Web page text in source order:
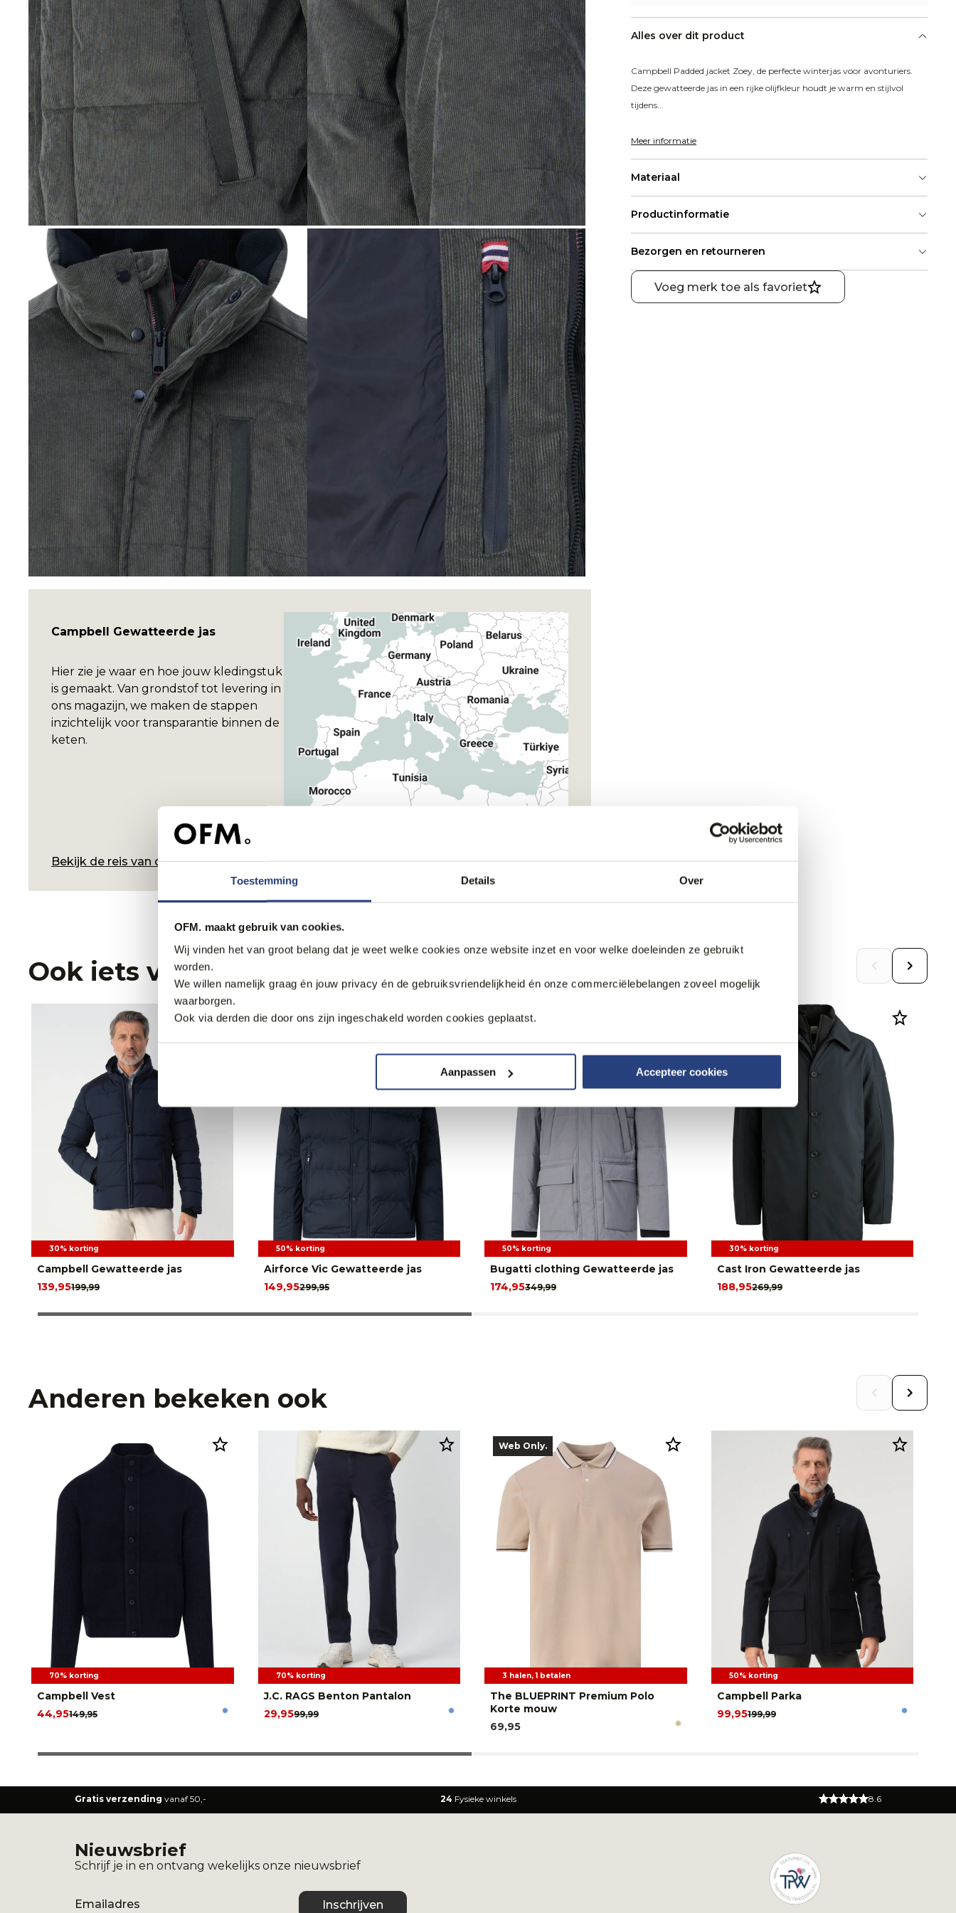
Toestemming Details Over
OFM. maakt gebruik van cookies.
Wij vinden het van groot belang dat je weet welke cookies onze website inzet en voor welke doeleinden ze gebruikt
worden.
We willen namelijk graag én jouw privacy én de gebruiksvriendelijkheid én onze commerciëlebelangen zoveel mogelijk
waarborgen.
Ook via derden die door ons zijn ingeschakeld worden cookies geplaatst.
Aanpassen Accepteer cookies
Campbell Gewatteerde jas
Hier zie je waar en hoe jouw kledingstuk
is gemaakt. Van grondstof tot levering in
ons magazijn, we maken de stappen
inzichtelijk voor transparantie binnen de
keten.
Bekijk de reis van dit product
Alles over dit product
Campbell Padded jacket Zoey, de perfecte winterjas voor avonturiers.
Deze gewatteerde jas in een rijke olijfkleur houdt je warm en stijlvol
tijdens...
Meer informatie
Materiaal
Productinformatie
Bezorgen en retourneren
Voeg merk toe als favoriet
Ook iets voor jou?
30% korting
Campbell Gewatteerde jas
199,99
139,95
50% korting
Airforce Vic Gewatteerde jas
299,95
149,95
50% korting
Bugatti clothing Gewatteerde jas
349,99
174,95
30% korting
Cast Iron Gewatteerde jas
269,99
188,95
Anderen bekeken ook
70% korting
Campbell Vest
149,95
44,95
70% korting
J.C. RAGS Benton Pantalon
99,99
29,95
Web Only.
3 halen, 1 betalen
The BLUEPRINT Premium Polo
Korte mouw
69,95
50% korting
Campbell Parka
199,99
99,95
Gratis verzending vanaf 50,- 24 Fysieke winkels 8.6
Nieuwsbrief
Schrijf je in en ontvang wekelijks onze nieuwsbrief
Email
Inschrijven